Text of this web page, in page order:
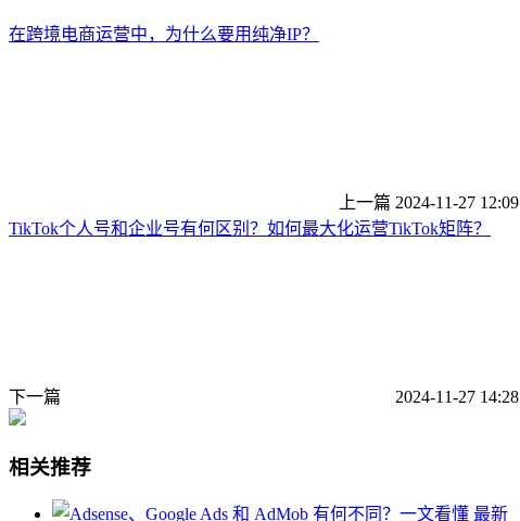
在跨境电商运营中，为什么要用纯净IP？
上一篇 2024-11-27 12:09
TikTok个人号和企业号有何区别？如何最大化运营TikTok矩阵？
下一篇 2024-11-27 14:28
相关推荐
最新